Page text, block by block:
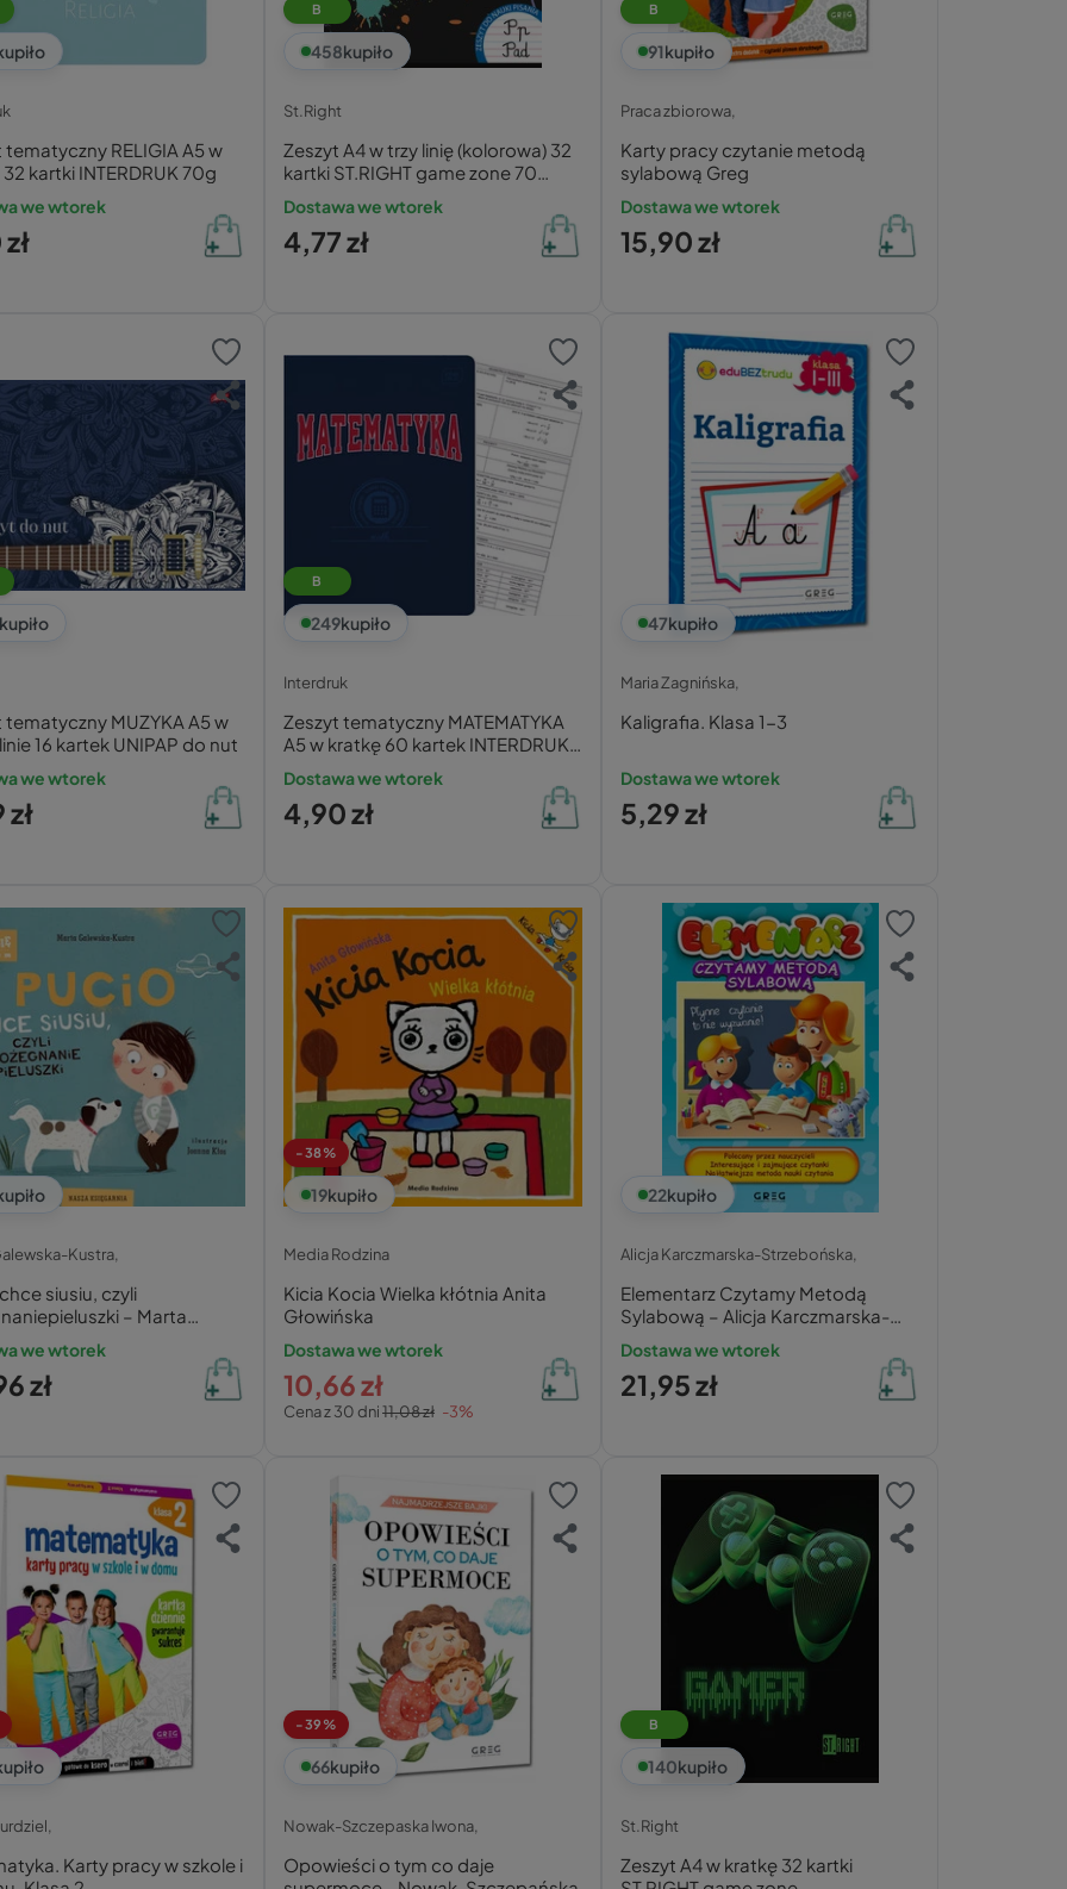
tematyczny RELIGIA A5 w
kartki INTERDRUK 70g
we wtorek
B
458kupiło
St.Right
Zeszyt A4 w trzy linię (kolorowa) 32
kartki ST.RIGHT game zone 70
g/m²
Dostawa we wtorek
4,77 zł
B
91kupiło
Praca zbiorowa,
Karty pracy czytanie metodą
sylabową Greg
Dostawa we wtorek
15,90 zł
kupiło
tematyczny MUZYKA A5 w
16 kartek UNIPAP do nut
we wtorek
B
249kupiło
Interdruk
Zeszyt tematyczny MATEMATYKA
A5 w kratkę 60 kartek INTERDRUK
ze ściągą
Dostawa we wtorek
4,90 zł
47kupiło
Maria Zagnińska,
Kaligrafia. Klasa 1-3
Dostawa we wtorek
5,29 zł
Kustra,
siusiu, czyli
– Marta
we wtorek
zł
-38%
19kupiło
Media Rodzina
Kicia Kocia Wielka kłótnia Anita
Głowińska
Dostawa we wtorek
Cena z 30 dni11,08 zł -3%
10,66 zł
22kupiło
Alicja Karczmarska-Strzebońska,
Elementarz Czytamy Metodą
Sylabową – Alicja Karczmarska-
Strzebońska
Dostawa we wtorek
21,95 zł
Karty pracy w szkole i
-39%
66kupiło
Nowak-Szczepaska Iwona,
Opowieści o tym co daje
B
140kupiło
St.Right
Zeszyt A4 w kratkę 32 kartki